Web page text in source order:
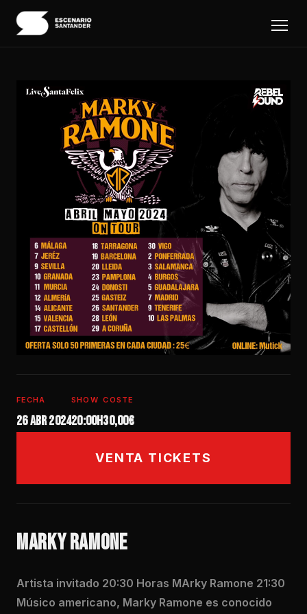
FECHA
26 abr 2024
SHOW
20:00h
COSTE
30,00€
VENTA TICKETS
MARKY RAMONE
Artista invitado 20:30 Horas MArky Ramone 21:30
Músico americano, Marky Ramone es conocido